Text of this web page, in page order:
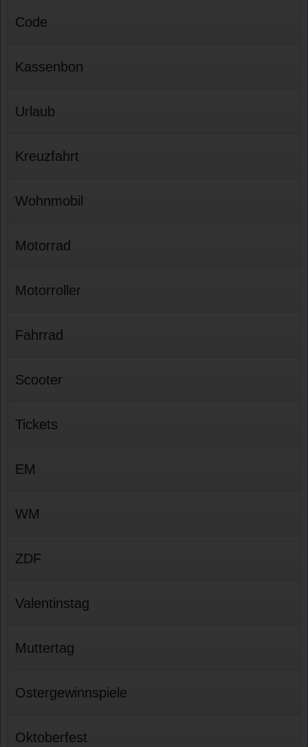
Code
Kassenbon
Urlaub
Kreuzfahrt
Wohnmobil
Motorrad
Motorroller
Fahrrad
Scooter
Tickets
EM
WM
ZDF
Valentinstag
Muttertag
Ostergewinnspiele
Oktoberfest